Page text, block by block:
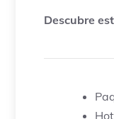
Descubre